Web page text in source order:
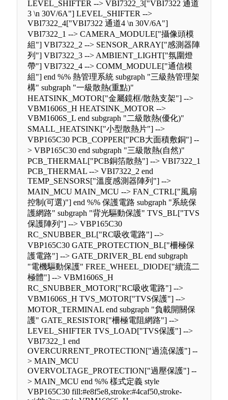
LEVEL_SHIFTER --> VBI7322_3["VBI7322 通道
3 \n 30V/6A"] LEVEL_SHIFTER -->
VBI7322_4["VBI7322 通道4 \n 30V/6A"]
VBI7322_1 --> CAMERA_MODULE["攝像頭模
組"] VBI7322_2 --> SENSOR_ARRAY["感測器陣
列"] VBI7322_3 --> AMBIENT_LIGHT["氛圍燈
帶"] VBI7322_4 --> COMM_MODULE["通信模
組"] end %% 熱管理系統 subgraph "三級熱管理架
構" subgraph "一級散熱(重點)"
HEATSINK_MOTOR["金屬鏡框/散熱支架"] -->
VBM1606S_H HEATSINK_MOTOR -->
VBM1606S_L end subgraph "二級散熱(優化)"
SMALL_HEATSINK["小型散熱片"] -->
VBP165C30 PCB_COPPER["PCB大面積敷銅"] --
> VBP165C30 end subgraph "三級散熱(自然)"
PCB_THERMAL["PCB銅箔散熱"] --> VBI7322_1
PCB_THERMAL --> VBI7322_2 end
TEMP_SENSORS["溫度感測器陣列"] -->
MAIN_MCU MAIN_MCU --> FAN_CTRL["風扇
控制(可選)"] end %% 保護電路 subgraph "系統保
護網路" subgraph "背光驅動保護" TVS_BL["TVS
保護陣列"] --> VBP165C30
RC_SNUBBER_BL["RC吸收電路"] -->
VBP165C30 GATE_PROTECTION_BL["柵極保
護電路"] --> GATE_DRIVER_BL end subgraph
"電機驅動保護" FREE_WHEEL_DIODE["續流二
極體"] --> VBM1606S_H
RC_SNUBBER_MOTOR["RC吸收電路"] -->
VBM1606S_H TVS_MOTOR["TVS保護"] -->
MOTOR_TERMINAL end subgraph "負載開關保
護" GATE_RESISTOR["柵極電阻網路"] -->
LEVEL_SHIFTER TVS_LOAD["TVS保護"] -->
VBI7322_1 end
OVERCURRENT_PROTECTION["過流保護"] --
> MAIN_MCU
OVERVOLTAGE_PROTECTION["過壓保護"] --
> MAIN_MCU end %% 樣式定義 style
VBP165C30 fill:#e8f5e8,stroke:#4caf50,stroke-